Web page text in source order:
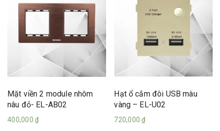
Mặt viền 2 module nhôm
nâu đỏ- EL-AB02
400,000 ₫
Hạt ổ cắm đôi USB màu
vàng – EL-U02
720,000₫